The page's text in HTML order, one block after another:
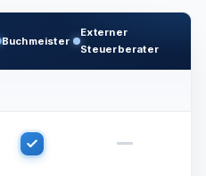
Buchmeister
Externer
Steuerberater